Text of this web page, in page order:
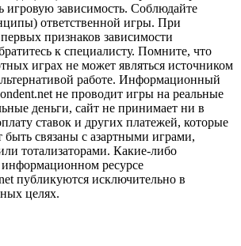
игровую зависимость. Соблюдайте
ответственной игры. При
признаков зависимости
к специалисту. Помните, что
играх не может являться источником
работе. Информационный
не проводит игры на реальные
деньги, сайт не принимает ни в
ставок и других платежей, которые
быть связаны с азартными играми,
тотализаторами. Какие-либо
ресурсе
публикуются исключительно в
целях.